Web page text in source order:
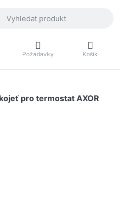
Požadavky Košík
pro termostat AXOR